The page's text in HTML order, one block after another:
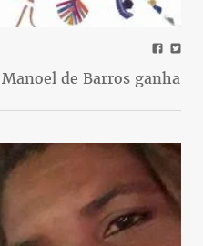
de Barros ganha